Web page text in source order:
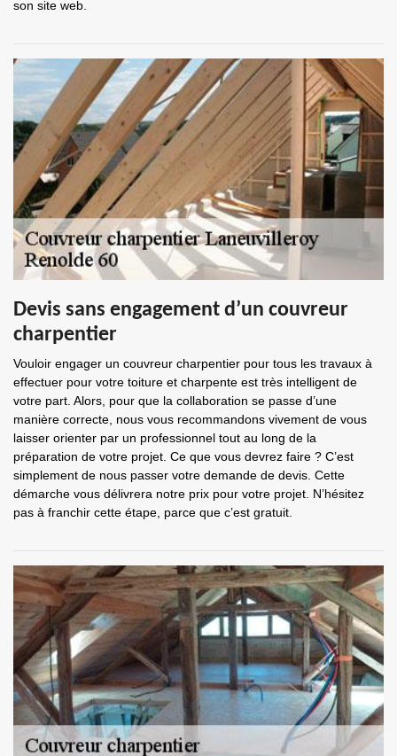
son site web.
Devis sans engagement d’un couvreur
charpentier
Vouloir engager un couvreur charpentier pour tous les travaux à
effectuer pour votre toiture et charpente est très intelligent de
votre part. Alors, pour que la collaboration se passe d’une
manière correcte, nous vous recommandons vivement de vous
laisser orienter par un professionnel tout au long de la
préparation de votre projet. Ce que vous devrez faire ? C’est
simplement de nous passer votre demande de devis. Cette
démarche vous délivrera notre prix pour votre projet. N’hésitez
pas à franchir cette étape, parce que c’est gratuit.